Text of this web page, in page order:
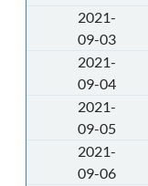
2021-
09-03
2021-
09-04
2021-
09-05
2021-
09-06